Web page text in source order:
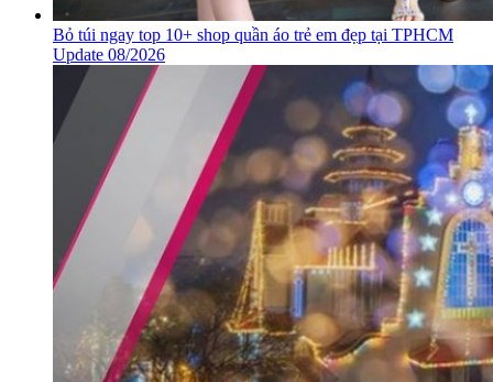
Bỏ túi ngay top 10+ shop quần áo trẻ em đẹp tại TPHCM
Update 08/2026